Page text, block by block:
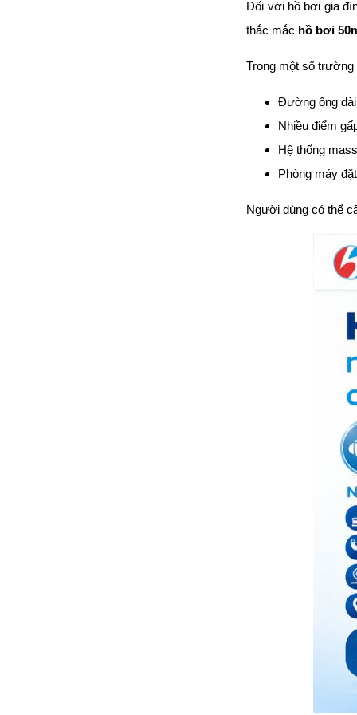
Đối với hồ bơi gia
thắc mắc hồ bơi
Trong một số
Đường ống
Nhiều điểm
Hệ thống
Phòng máy
Người dùng có thể